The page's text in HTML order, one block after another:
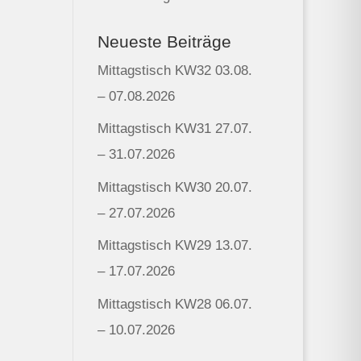
Neueste Beiträge
Mittagstisch KW32 03.08.
– 07.08.2026
Mittagstisch KW31 27.07.
– 31.07.2026
Mittagstisch KW30 20.07.
– 27.07.2026
Mittagstisch KW29 13.07.
– 17.07.2026
Mittagstisch KW28 06.07.
– 10.07.2026